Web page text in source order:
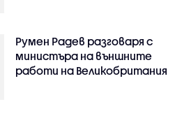
Румен Радев разговаря с
министъра на външните
работи на Великобритания